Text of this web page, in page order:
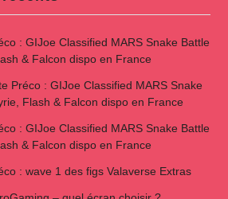
: GIJoe Classified MARS Snake Battle
& Falcon dispo en France
Préco : GIJoe Classified MARS Snake
Flash & Falcon dispo en France
: GIJoe Classified MARS Snake Battle
& Falcon dispo en France
: wave 1 des figs Valaverse Extras